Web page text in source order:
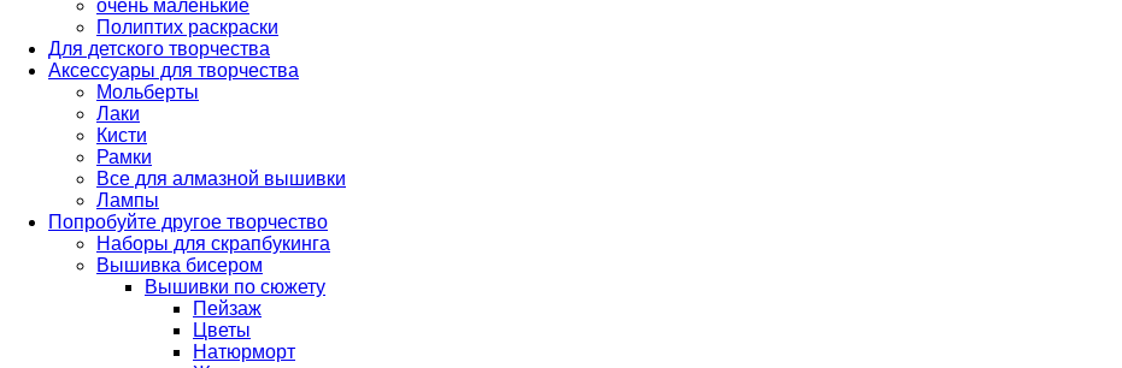
очень маленькие
Полиптих раскраски
Для детского творчества
Аксессуары для творчества
Мольберты
Лаки
Кисти
Рамки
Все для алмазной вышивки
Лампы
Попробуйте другое творчество
Наборы для скрапбукинга
Вышивка бисером
Вышивки по сюжету
Пейзаж
Цветы
Натюрморт